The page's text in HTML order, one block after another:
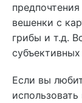
вешенки с
грибы и т.д.
Если вы